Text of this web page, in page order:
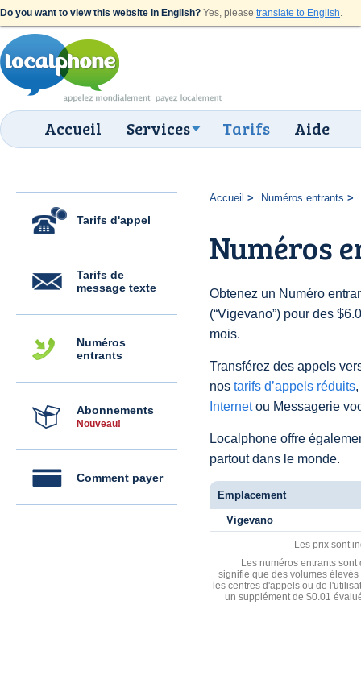
Do you want to view this website in English? Yes, please translate to English.
Accueil Services Tarifs Aide
Tarifs d'appel
Tarifs de
message texte
Numéros
entrants
Abonnements
Nouveau!
Comment payer
Accueil Numéros entrants
Numéros
Obtenez un Numéro
(“Vigevano”) pour des
mois.
Transférez des appels
nos tarifs d’appels réduits
Internetou Messagerie
Localphone offre
partout dans le monde.
Emplacement
Vigevano
Les prix sont
Les numéros entrants
signifie que des volumes
les centres d'appels ou de
un supplément de $0.01